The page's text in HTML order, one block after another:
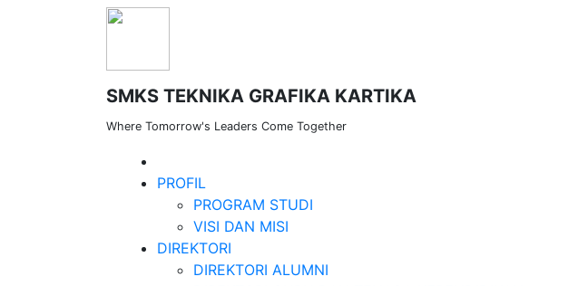
SMKS TEKNIKA GRAFIKA KARTIKA
Where Tomorrow's Leaders Come Together
PROFIL
PROGRAM STUDI
VISI DAN MISI
DIREKTORI
DIREKTORI ALUMNI